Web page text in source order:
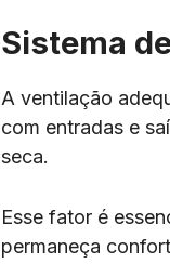
Sistema
A ventilação
com entradas e
seca.
Esse fator é
permaneça